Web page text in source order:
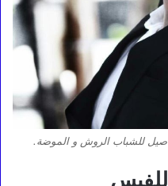
للشباب الروش و الموضة.